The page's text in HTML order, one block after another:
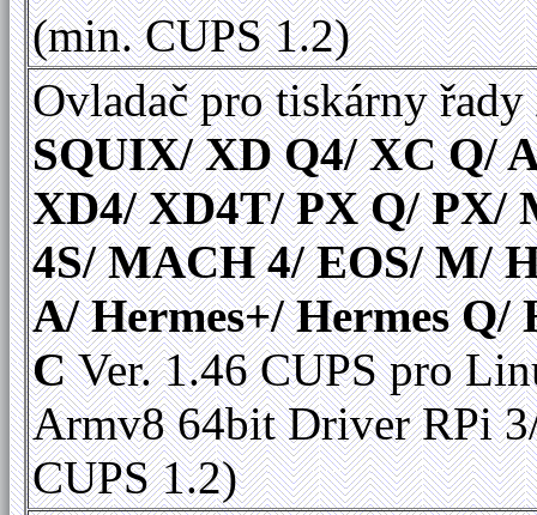
(min. CUPS 1.2)
Ovladač pro tiskárny řady
SQUIX/ XD Q4/ XC Q/
XD4/ XD4T/ PX Q/ PX/
4S/ MACH 4/ EOS/ M/
A/ Hermes+/ Hermes Q/
CVer. 1.46 CUPS pro
Armv8 64bit Driver RPi
CUPS 1.2)